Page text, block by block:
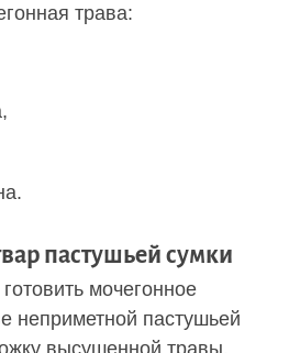
трава:
пастушьей сумки
мочегонное
неприметной пастушьей